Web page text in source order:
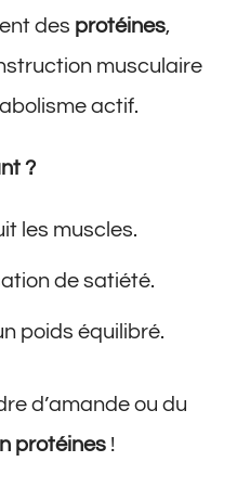
des protéines,
musculaire
actif.
?
les muscles.
de satiété.
poids équilibré.
d’amande ou du
protéines !